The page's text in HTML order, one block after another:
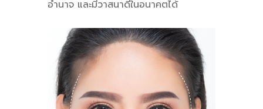
อำนาจ และมีวาสนาดีในอนาคตได้